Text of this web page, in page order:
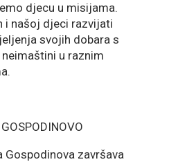
djecu u misijama.
i našoj djeci razvijati
svojih dobara s
u raznim
završava